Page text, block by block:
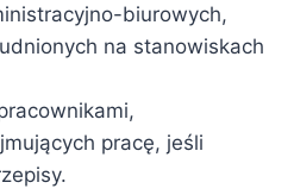
biurowych,
na stanowiskach
pracę, jeśli